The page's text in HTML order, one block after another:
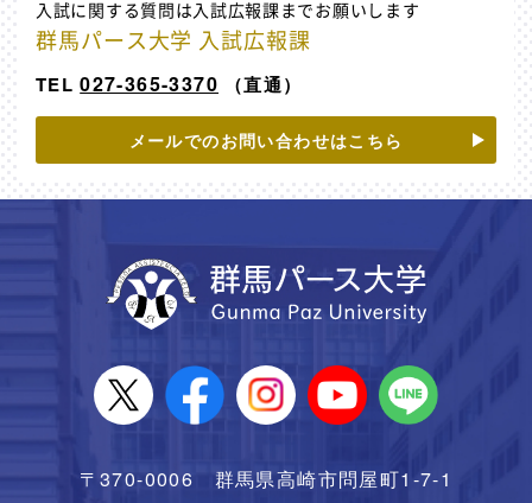
入試に関する質問は入試広報課までお願いします
群馬パース大学 入試広報課
TEL 027-365-3370 （直通）
メールでのお問い合わせはこちら
〒370-0006 群馬県高崎市問屋町1-7-1